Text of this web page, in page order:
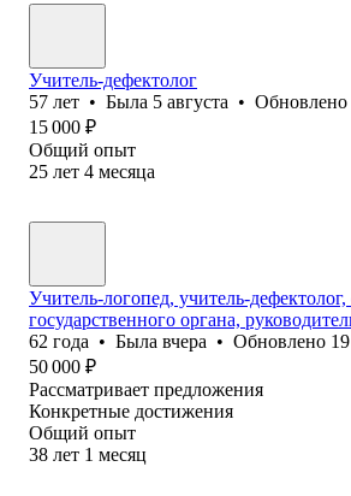
Учитель-дефектолог
57 лет • Была 5 августа • Обновлено
15 000 ₽
Общий опыт
25 лет 4 месяца
Учитель-логопед, учитель-
государственного органа,
62 года • Была вчера • Обновлено
50 000 ₽
Рассматривает предложения
Конкретные достижения
Общий опыт
38 лет 1 месяц